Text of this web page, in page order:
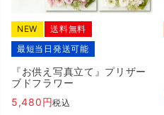
NEW
送料無料
最短当日発送可能
『お供え写真立て』プリザー
ブドフラワー
5,480
税込